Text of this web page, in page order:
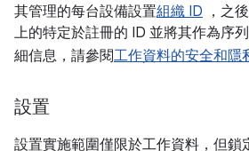
其管理的每台設備設置組織 ID ，之
上的特定於註冊的 ID 並將其作為序
細信息，請參閱工作資料的安全和隱
設置
設置實施範圍僅限於工作資料，但鎖